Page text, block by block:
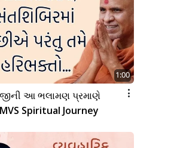
1:00
આ ભલામણ પ્રમાણે
Spiritual Journey